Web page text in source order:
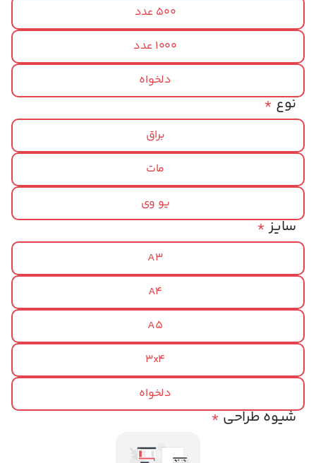
500 عدد
1000 عدد
دلخواه
*نوع
براق
مات
یو وی
*سایز
A3
A4
A5
3x4
دلخواه
*شیوه طراحی